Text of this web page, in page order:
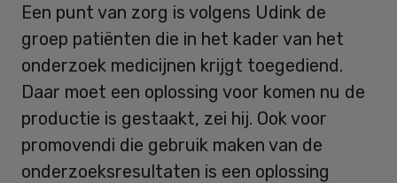
Een punt van zorg is volgens Udink de
groep patiënten die in het kader van het
onderzoek medicijnen krijgt toegediend.
Daar moet een oplossing voor komen nu de
productie is gestaakt, zei hij. Ook voor
promovendi die gebruik maken van de
onderzoeksresultaten is een oplossing